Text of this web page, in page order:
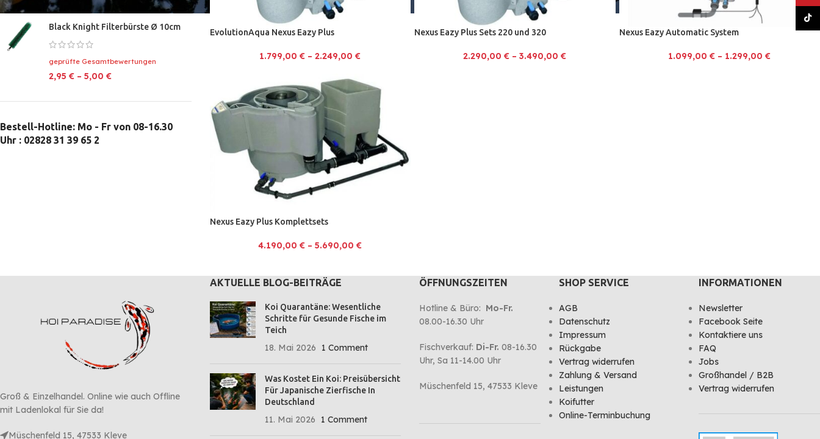
Black Knight Filterbürste Ø 10cm
geprüfte Gesamtbewertungen
2,95 € – 5,00 €
Bestell-Hotline: Mo - Fr von 08-16.30
Uhr : 02828 31 39 65 2
EvolutionAqua Nexus Eazy Plus
1.799,00€ –2.249,00€
Nexus Eazy Plus Sets 220 und 320
2.290,00€ –3.490,00€
Nexus Eazy Automatic System
1.099,00€ – 1.299,00€
Nexus Eazy Plus Komplettsets
4.190,00€ –5.690,00€
Groß & Einzelhandel. Online wie auch Offline
mit Ladenlokal für Sie da!
Müschenfeld 15, 47533 Kleve
AKTUELLE BLOG-BEITRÄGE
Koi Quarantäne: Wesentliche
Schritte für Gesunde Fische im
Teich
18. Mai 2026 1 Comment
Was Kostet Ein Koi: Preisübersicht
Für Japanische Zierfische In
Deutschland
11. Mai 2026 1 Comment
ÖFFNUNGSZEITEN
Hotline & Büro: Mo-Fr.
08.00-16.30 Uhr
Fischverkauf: Di-Fr. 08-16.30
Uhr, Sa 11-14.00 Uhr
Müschenfeld 15, 47533 Kleve
SHOP SERVICE
AGB
Datenschutz
Impressum
Rückgabe
Vertrag widerrufen
Zahlung & Versand
Leistungen
Koifutter
Online-Terminbuchung
INFORMATIONEN
Newsletter
Facebook Seite
Kontaktiere uns
FAQ
Jobs
Großhandel / B2B
Vertrag widerrufen